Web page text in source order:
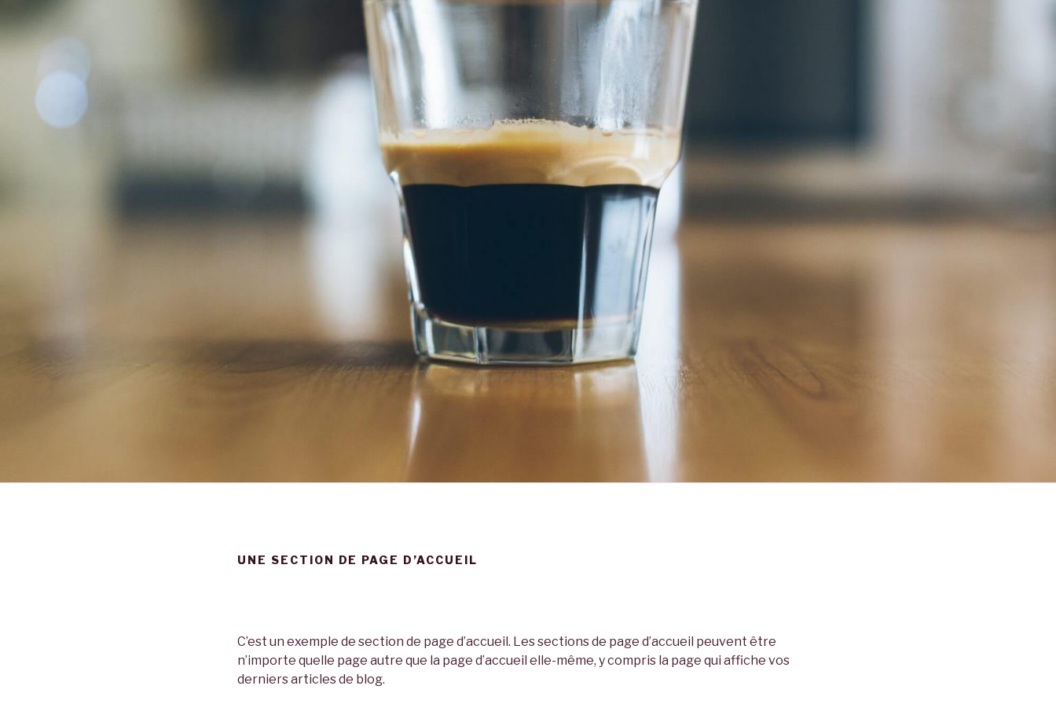
UNE SECTION DE PAGE D’ACCUEIL
C’est un exemple de section de page d’accueil. Les sections de page d’accueil peuvent être
n’importe quelle page autre que la page d’accueil elle-même, y compris la page qui affiche vos
derniers articles de blog.